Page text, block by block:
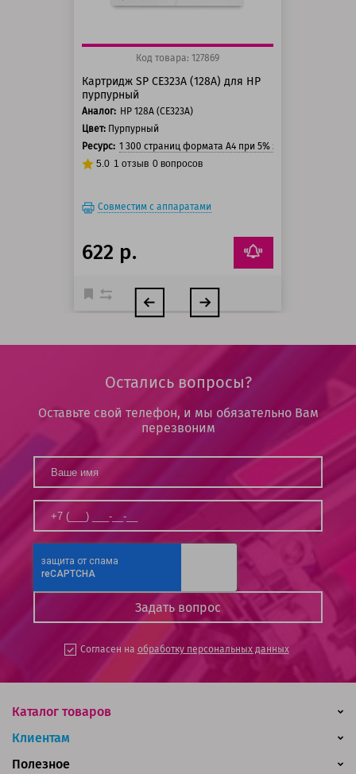
Код товара: 127869
Картридж SP CE323A (128A) для HP
пурпурный
Аналог: HP 128A (CE323A)
Цвет: Пурпурный
Ресурс: 1 300 страниц формата А4 при 5% заполнении
5.0 1 отзыв 0 вопросов
Совместим с аппаратами
622 р.
Остались вопросы?
Оставьте свой телефон, и мы обязательно Вам
перезвоним
Согласен на обработку персональных данных
Каталог товаров
Клиентам
Полезное